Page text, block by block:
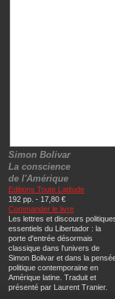
Simon Bolivar
La conscience
de l'Amérique
Editions Toute Latitude
192 pp. - 17,80 €
Commander le livre
Les lettres et discours
essentiels du Libertador : la
porte d'entrée désormais
classique dans l'univers de
Simon Bolivar et dans la
politique contemporaine en
Amérique latine. Traduit et
présenté par Laurent Tranier.